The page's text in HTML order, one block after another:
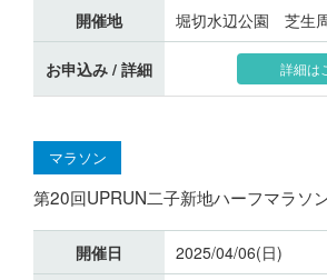
開催地
堀切水辺公園 芝生
お申込み / 詳細 詳細は
マラソン
第20回UPRUN二子新地ハーフマラソ
開催日
2025/04/06(日)